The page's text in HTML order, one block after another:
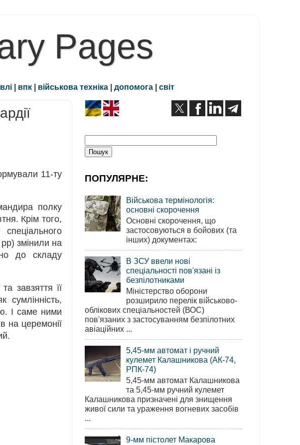
Pages
| впк | військова техніка | допомога | світ
11-ту
полку
Крім того,
змінили на
до складу
завзяття її
сумлінність,
І саме ними
на церемонії
ПОПУЛЯРНЕ:
Військова термінологія:
основні скорочення
Основні скорочення, що
застосовуються в бойових (та
інших) документах:
В ЗСУ ввели нові
спеціальності пов'язані із
безпілотниками
Міністерство оборони
розширило перелік військово-
облікових спеціальностей (ВОС)
пов'язаних з застосуванням безпілотних
авіаційних ...
5,45-мм автомат і ручний
кулемет Калашникова (АК-74,
РПК-74)
5,45-мм автомат Калашникова
та 5,45-мм ручний кулемет
Калашникова призначені для знищення
живої сили та ураження вогневих засобів
...
9-мм пістолет Макарова